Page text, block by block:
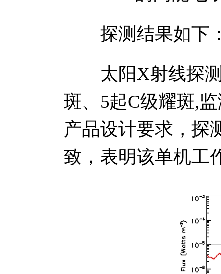
探测结果如下
太阳X射线探测
斑、5起C级耀斑,
产品设计要求，探
致，表明该单机工